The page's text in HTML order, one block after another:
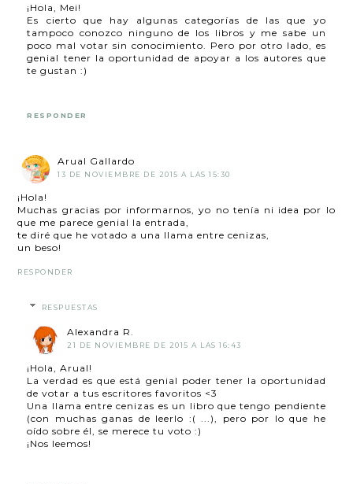
¡Hola, Mei!
Es cierto que hay algunas categorías de las que yo
tampoco conozco ninguno de los libros y me sabe un
poco mal votar sin conocimiento. Pero por otro lado, es
genial tener la oportunidad de apoyar a los autores que
te gustan :)
RESPONDER
Arual Gallardo
13 DE NOVIEMBRE DE 2015 A LAS 15:30
¡Hola!
Muchas gracias por informarnos, yo no tenía ni idea por lo
que me parece genial la entrada,
te diré que he votado a una llama entre cenizas,
un beso!
RESPONDER
RESPUESTAS
Alexandra R.
21 DE NOVIEMBRE DE 2015 A LAS 16:43
¡Hola, Arual!
La verdad es que está genial poder tener la oportunidad
de votar a tus escritores favoritos <3
Una llama entre cenizas es un libro que tengo pendiente
(con muchas ganas de leerlo :( ...), pero por lo que he
oído sobre él, se merece tu voto :)
¡Nos leemos!